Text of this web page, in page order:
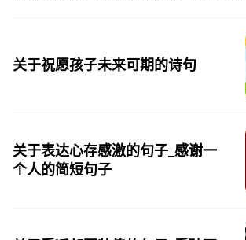
关于祝愿孩子未来可期的诗句
关于表达心存感激的句子_感谢一
个人的简短句子